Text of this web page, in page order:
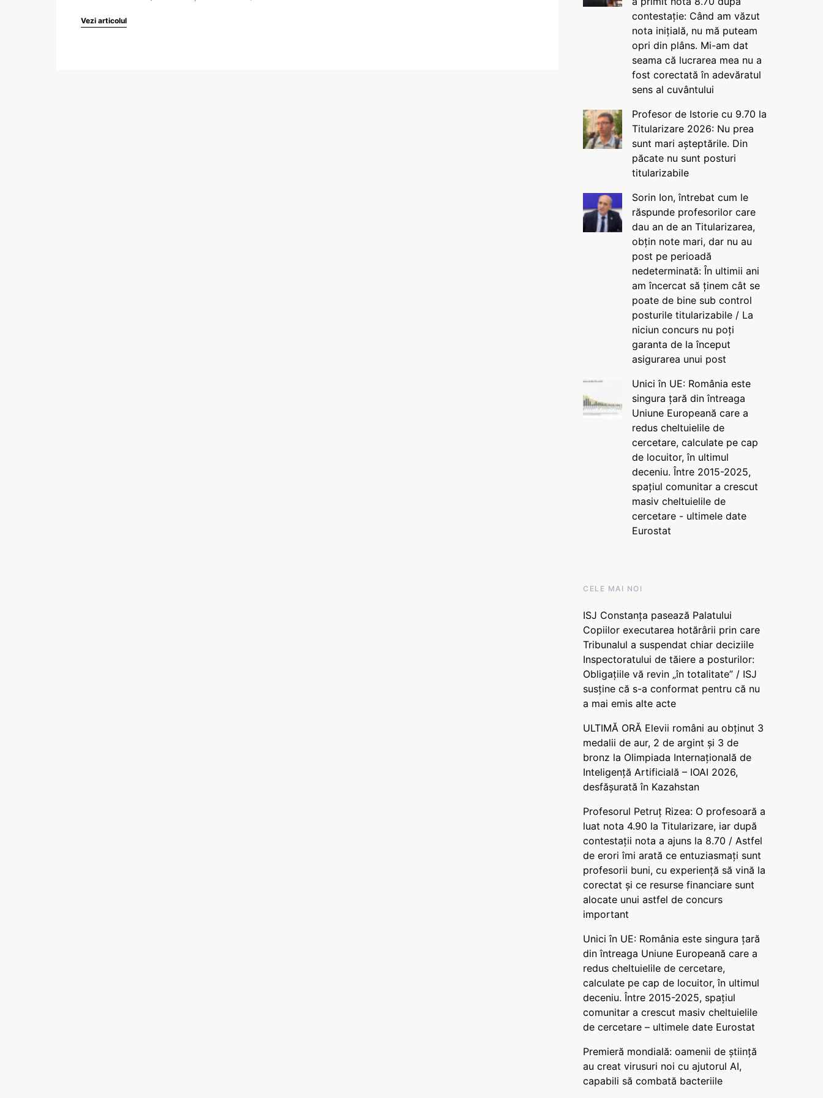
Vezi articolul
contestație: Când am văzut
nota inițială, nu mă puteam
opri din plâns. Mi-am dat
seama că lucrarea mea nu a
fost corectată în adevăratul
sens al cuvântului
Profesor de Istorie cu 9.70 la
Titularizare 2026: Nu prea
sunt mari așteptările. Din
păcate nu sunt posturi
titularizabile
Sorin Ion, întrebat cum le
răspunde profesorilor care
dau an de an Titularizarea,
obțin note mari, dar nu au
post pe perioadă
nedeterminată: În ultimii ani
am încercat să ținem cât se
poate de bine sub control
posturile titularizabile / La
niciun concurs nu poți
garanta de la început
asigurarea unui post
Unici în UE: România este
singura țară din întreaga
Uniune Europeană care a
redus cheltuielile de
cercetare, calculate pe cap
de locuitor, în ultimul
deceniu. Între 2015-2025,
spațiul comunitar a crescut
masiv cheltuielile de
cercetare - ultimele date
Eurostat
CELE MAI NOI
ISJ Constanța pasează Palatului
Copiilor executarea hotărârii prin care
Tribunalul a suspendat chiar deciziile
Inspectoratului de tăiere a posturilor:
Obligațiile vă revin „în totalitate” / ISJ
susține că s-a conformat pentru că nu
a mai emis alte acte
ULTIMĂ ORĂ Elevii români au obținut 3
medalii de aur, 2 de argint și 3 de
bronz la Olimpiada Internațională de
Inteligență Artificială – IOAI 2026,
desfășurată în Kazahstan
Profesorul Petruț Rizea: O profesoară a
luat nota 4.90 la Titularizare, iar după
contestații nota a ajuns la 8.70 / Astfel
de erori îmi arată ce entuziasmați sunt
profesorii buni, cu experiență să vină la
corectat și ce resurse financiare sunt
alocate unui astfel de concurs
important
Unici în UE: România este singura țară
din întreaga Uniune Europeană care a
redus cheltuielile de cercetare,
calculate pe cap de locuitor, în ultimul
deceniu. Între 2015-2025, spațiul
comunitar a crescut masiv cheltuielile
de cercetare – ultimele date Eurostat
Premieră mondială: oamenii de știință
au creat virusuri noi cu ajutorul AI,
capabili să combată bacteriile